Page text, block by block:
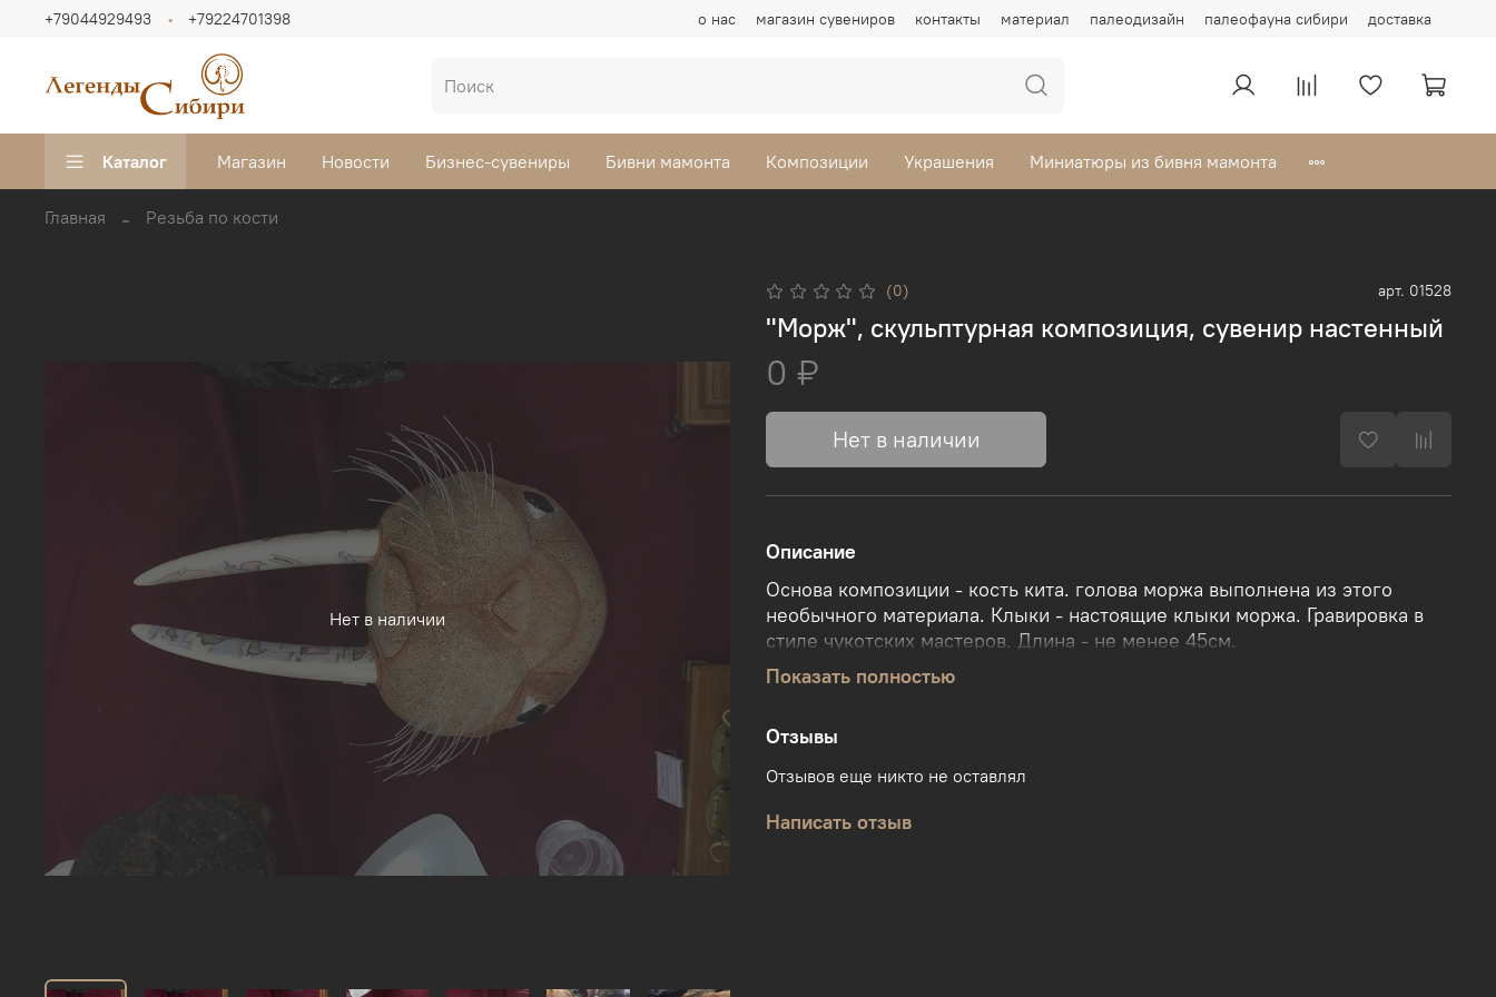
о нас магазин сувениров контакты материал палеодизайн палеофауна сибири доставка
+79044929493 +79224701398
Каталог Магазин Новости Бизнес-сувениры Бивни мамонта Композиции Украшения Миниатюры из бивня мамонта
Главная Резьба по кости
Нет в наличии
(0) арт. 01528
"Морж", скульптурная композиция, сувенир настенный
0 ₽
Нет в наличии
Описание
Основа композиции - кость кита. голова моржа выполнена из этого
необычного материала. Клыки - настоящие клыки моржа. Гравировка в
стиле чукотских мастеров. Длина - не менее 45см.
Год создания - 2000-е. Из частной коллекции, выполнено в
Показать полностью
Отзывы
Отзывов еще никто не оставлял
Написать отзыв